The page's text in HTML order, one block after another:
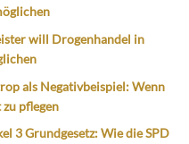
will Drogenhandel in
als Negativbeispiel: Wenn
pflegen
3 Grundgesetz: Wie die SPD